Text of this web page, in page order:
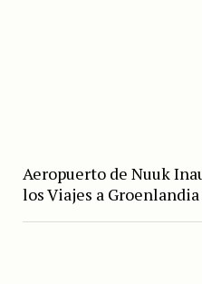
Aeropuerto de Nuuk
los Viajes a Groenlandia